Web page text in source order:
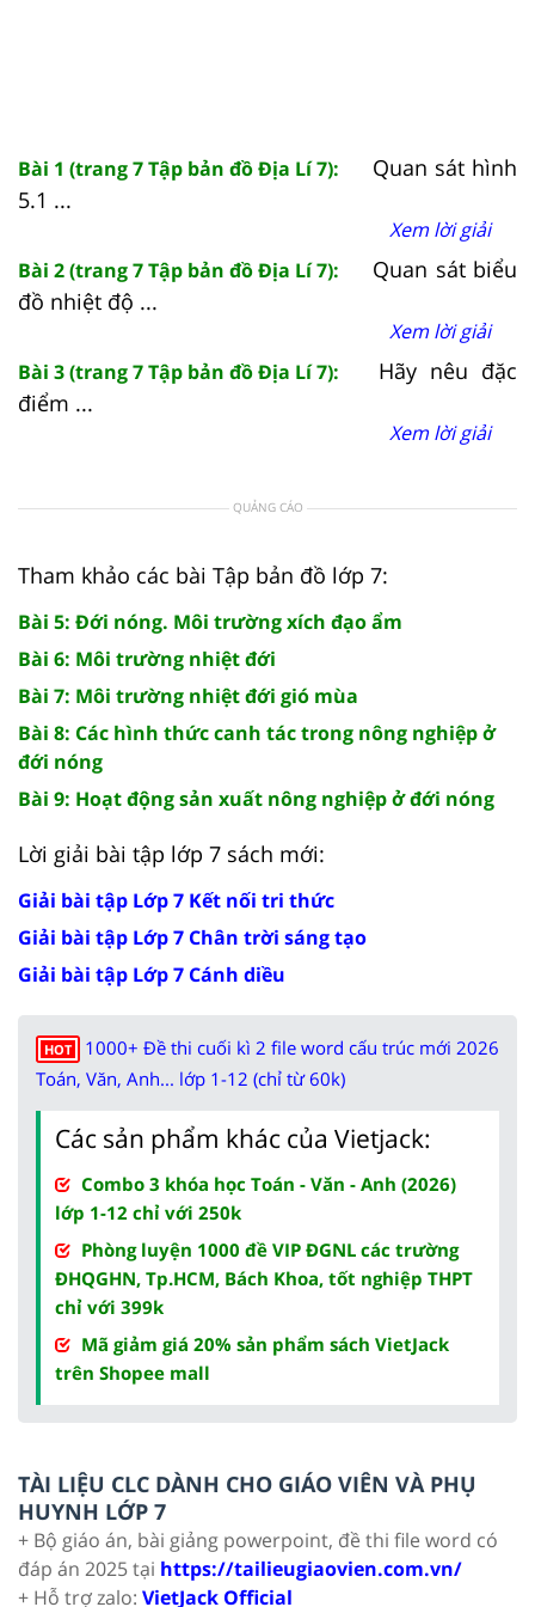
Bài 1 (trang 7 Tập bản đồ Địa Lí 7):
Quan sát hình
5.1 ...
Xem lời giải
Bài 2 (trang 7 Tập bản đồ Địa Lí 7):
Quan sát biểu
đồ nhiệt độ ...
Xem lời giải
Bài 3 (trang 7 Tập bản đồ Địa Lí 7):
Hãy nêu đặc
điểm ...
Xem lời giải
QUẢNG CÁO
Tham khảo các bài Tập bản đồ lớp 7:
Bài 5: Đới nóng. Môi trường xích đạo ẩm
Bài 6: Môi trường nhiệt đới
Bài 7: Môi trường nhiệt đới gió mùa
Bài 8: Các hình thức canh tác trong nông nghiệp ở
đới nóng
Bài 9: Hoạt động sản xuất nông nghiệp ở đới nóng
Lời giải bài tập lớp 7 sách mới:
Giải bài tập Lớp 7 Kết nối tri thức
Giải bài tập Lớp 7 Chân trời sáng tạo
Giải bài tập Lớp 7 Cánh diều
HOT
1000+ Đề thi cuối kì 2 file word cấu trúc mới 2026
Toán, Văn, Anh... lớp 1-12 (chỉ từ 60k)
Các sản phẩm khác của Vietjack:
Combo 3 khóa học Toán - Văn - Anh (2026)
lớp 1-12 chỉ với 250k
Phòng luyện 1000 đề VIP ĐGNL các trường
ĐHQGHN, Tp.HCM, Bách Khoa, tốt nghiệp THPT
chỉ với 399k
Mã giảm giá 20% sản phẩm sách VietJack
trên Shopee mall
TÀI LIỆU CLC DÀNH CHO GIÁO VIÊN VÀ PHỤ
HUYNH LỚP 7
+ Bộ giáo án, bài giảng powerpoint, đề thi file word có
đáp án 2025 tại https://tailieugiaovien.com.vn/
+ Hỗ trợ zalo: VietJack Official